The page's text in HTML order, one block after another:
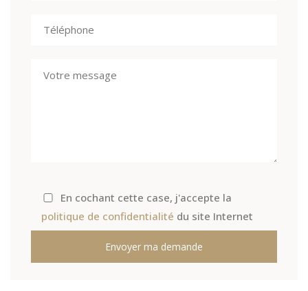
En cochant cette case, j'accepte la
politique de confidentialité du site Internet